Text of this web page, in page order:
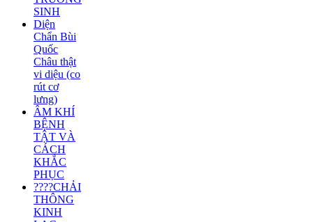
SINH
Diện
Chẩn Bùi
Quốc
Châu thật
vi diệu (co
rút cơ
lưng)
ÂM KHÍ
BỆNH
TẬT VÀ
CÁCH
KHẮC
PHỤC
????CHẢI
THÔNG
KINH